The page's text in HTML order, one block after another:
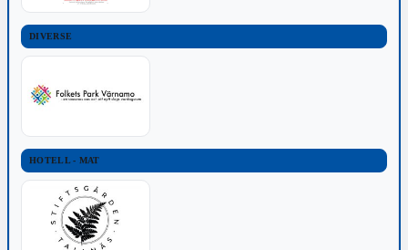
DIVERSE
HOTELL - MAT